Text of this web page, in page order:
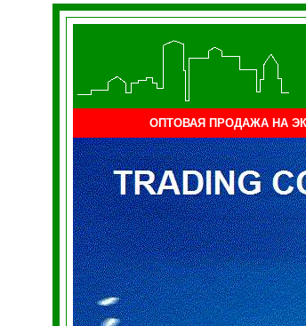
ОПТОВАЯ ПРОДАЖА НА